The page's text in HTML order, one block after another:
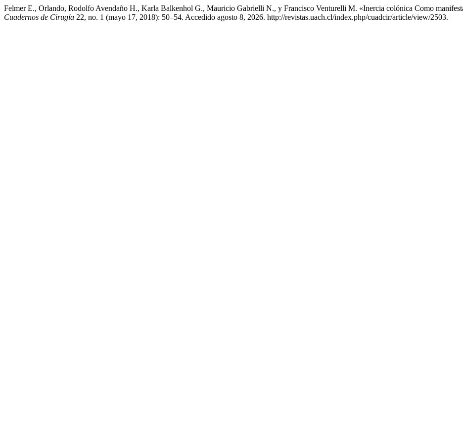
Felmer E., Orlando, Rodolfo Avendaño H., Karla Balkenhol G., Mauricio Gabrielli N., y Francisco Venturelli M. «Inercia colónica Como
Cuadernos de Cirugía 22, no. 1 (mayo 17, 2018): 50–54. Accedido agosto 8, 2026. http://revistas.uach.cl/index.php/cuadcir/article/view/2503.